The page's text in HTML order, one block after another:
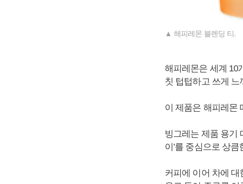
▲ 해피레몬 블렌딩 티.
해피레몬은 세계 10
칫 텁텁하고 쓰게
이 제품은 해피레몬
빙그레는 제품 용기
이’를 중심으로 상
커피에 이어 차에